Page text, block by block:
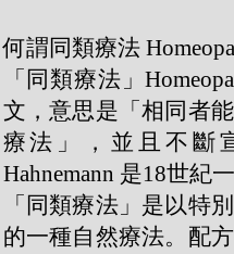
何謂同類療法
「同類療法」
文，意思是「相同者
療法」，並且不斷
Hahnemann 是18世紀
「同類療法」是以特
的一種自然療法。配